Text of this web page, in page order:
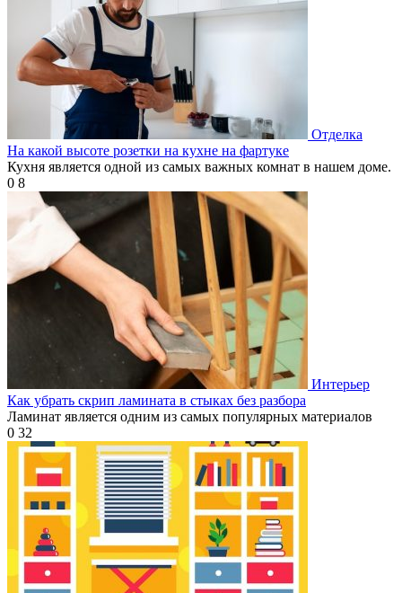
Отделка
На какой высоте розетки на кухне на фартуке
Кухня является одной из самых важных комнат в нашем доме.
0 8
Интерьер
Как убрать скрип ламината в стыках без разбора
Ламинат является одним из самых популярных материалов
0 32